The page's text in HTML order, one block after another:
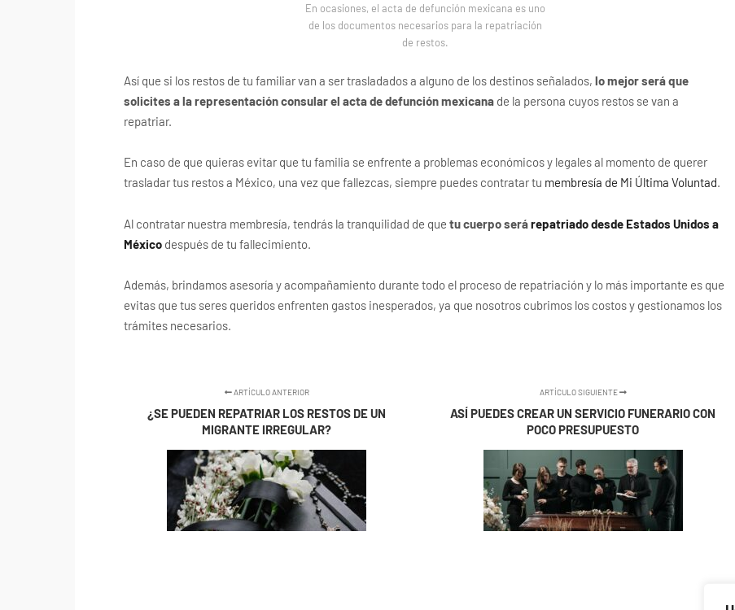
En ocasiones, el acta de defunción mexicana es uno
de los documentos necesarios para la repatriación
de restos.
Así que si los restos de tu familiar van a ser trasladados a alguno de los destinos señalados, lo mejor será que
solicites a la representación consular el acta de defunción mexicana de la persona cuyos restos se van a
repatriar.
En caso de que quieras evitar que tu familia se enfrente a problemas económicos y legales al momento de querer
trasladar tus restos a México, una vez que fallezcas, siempre puedes contratar tu membresía de Mi Última Voluntad.
Al contratar nuestra membresía, tendrás la tranquilidad de que tu cuerpo serárepatriado desde Estados Unidos a
México después de tu fallecimiento.
Además, brindamos asesoría y acompañamiento durante todo el proceso de repatriación y lo más importante es que
evitas que tus seres queridos enfrenten gastos inesperados, ya que nosotros cubrimos los costos y gestionamos los
trámites necesarios.
ARTÍCULO ANTERIOR
¿SE PUEDEN REPATRIAR LOS RESTOS DE UN
MIGRANTE IRREGULAR?
ARTÍCULO SIGUIENTE
ASÍ PUEDES CREAR UN SERVICIO FUNERARIO CON
POCO PRESUPUESTO